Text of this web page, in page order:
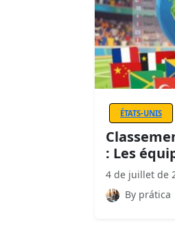
ÉTATS-UNIS
: Les
4 de juillet de
By prática